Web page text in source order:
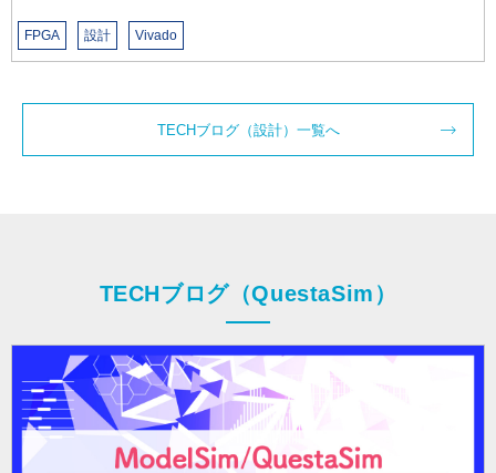
TECHブログ（設計）一覧へ
TECHブログ（QuestaSim）